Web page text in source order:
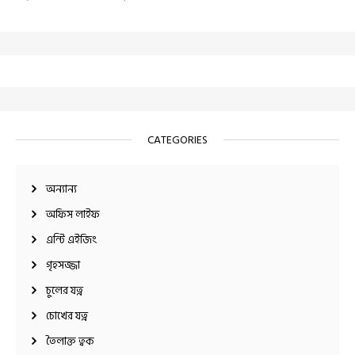
CATEGORIES
অন্যান্য
অফিস লাইফ
এন্টি এইজিং
গৃহসজ্জা
চুলের যত্ন
চোখের যত্ন
তৈলাক্ত ত্বক